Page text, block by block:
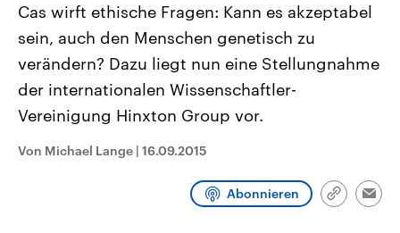
2026
Alle Informationen
Sachsen-Anhalt wählt am 6.
September 2026 einen neuen
Landtag. Seit 2021 wird das
Bundesland von einer Koalition aus
Umfragen, Prognosen,
und Hintergründe zu den Parteien
und Kandidaten der anstehenden
Aktuelle Beiträge,
Hintergründe
Wirtschaftlich und
gehören die Vereinigten
den mächtigsten Ländern
mit großem Einfluss auf
Cas wirft ethische Fragen: Kann es akzeptabel
sein, auch den Menschen genetisch zu
verändern? Dazu liegt nun eine Stellungnahme
der internationalen Wissenschaftler-
Vereinigung Hinxton Group vor.
Von Michael Lange | 16.09.2015
Abonnieren
Link